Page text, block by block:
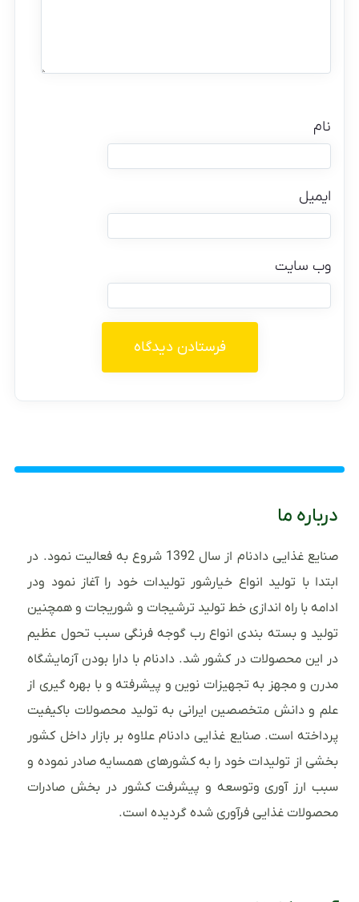
نام
ایمیل
وب‌ سایت
درباره ما
صنایع غذایی دادنام از سال 1392 شروع به فعالیت نمود. در
ابتدا با تولید انواع خیارشور تولیدات خود را آغاز نمود ودر
ادامه با راه اندازی خط تولید ترشیجات و شوریجات و همچنین
تولید و بسته بندی انواع رب گوجه فرنگی سبب تحول عظیم
در این محصولات در کشور شد. دادنام با دارا بودن آزمایشگاه
مدرن و مجهز به تجهیزات نوین و پیشرفته و با بهره گیری از
علم و دانش متخصصین ایرانی به تولید محصولات باکیفیت
پرداخته است. صنایع غذایی دادنام علاوه بر بازار داخل کشور
بخشی از تولیدات خود را به کشورهای همسایه صادر نموده و
سبب ارز آوری وتوسعه و پیشرفت کشور در بخش صادرات
محصولات غذایی فرآوری شده گردیده است.